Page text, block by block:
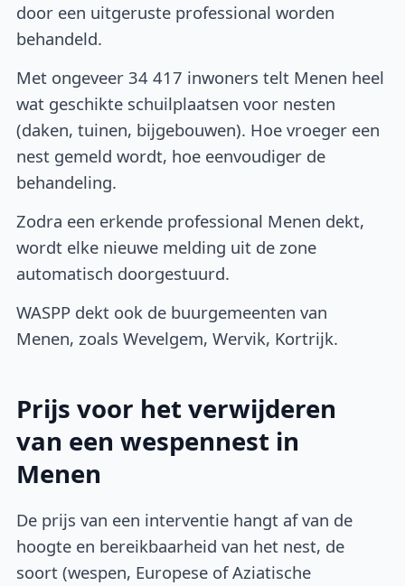
door een uitgeruste professional worden
behandeld.
Met ongeveer 34 417 inwoners telt Menen heel
wat geschikte schuilplaatsen voor nesten
(daken, tuinen, bijgebouwen). Hoe vroeger een
nest gemeld wordt, hoe eenvoudiger de
behandeling.
Zodra een erkende professional Menen dekt,
wordt elke nieuwe melding uit de zone
automatisch doorgestuurd.
WASPP dekt ook de buurgemeenten van
Menen, zoals Wevelgem, Wervik, Kortrijk.
Prijs voor het verwijderen
van een wespennest in
Menen
De prijs van een interventie hangt af van de
hoogte en bereikbaarheid van het nest, de
soort (wespen, Europese of Aziatische